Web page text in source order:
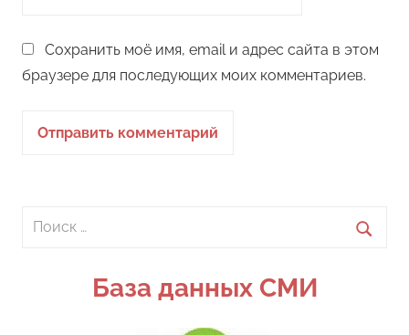
Сохранить моё имя, email и адрес сайта в этом
браузере для последующих моих комментариев.
Поиск
База данных СМИ